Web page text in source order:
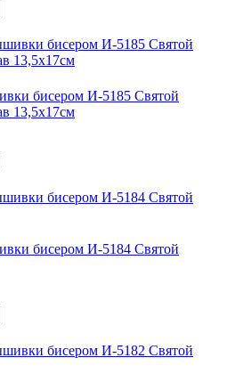
бисером И-5185 Святой
13,5х17см
бисером И-5184 Святой